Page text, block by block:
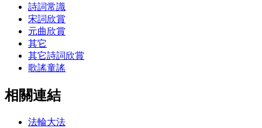
詩詞常識
宋詞欣賞
元曲欣賞
其它
其它詩詞欣賞
歌謠童謠
相關連結
法輪大法